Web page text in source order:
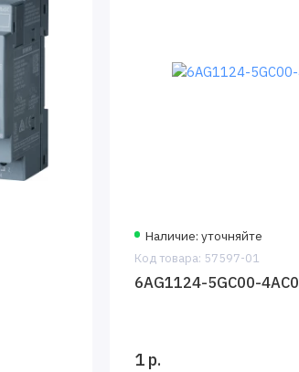
Наличие: уточняйте
Код товара: 57597-01
6AG1124-5GC00-4AC0
1 р.